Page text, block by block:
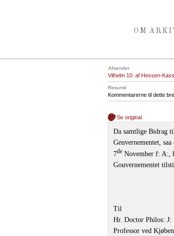
OM
Afsender
Vilhelm 10. af Hessen-
Resumé
Kommentarerne til dette
Se original
Da samtlige Bidrag
Geuvernementet,
7de November f: A:,
Gouvernementet
Til
Hr. Doctor Philos: J:
Professor ved